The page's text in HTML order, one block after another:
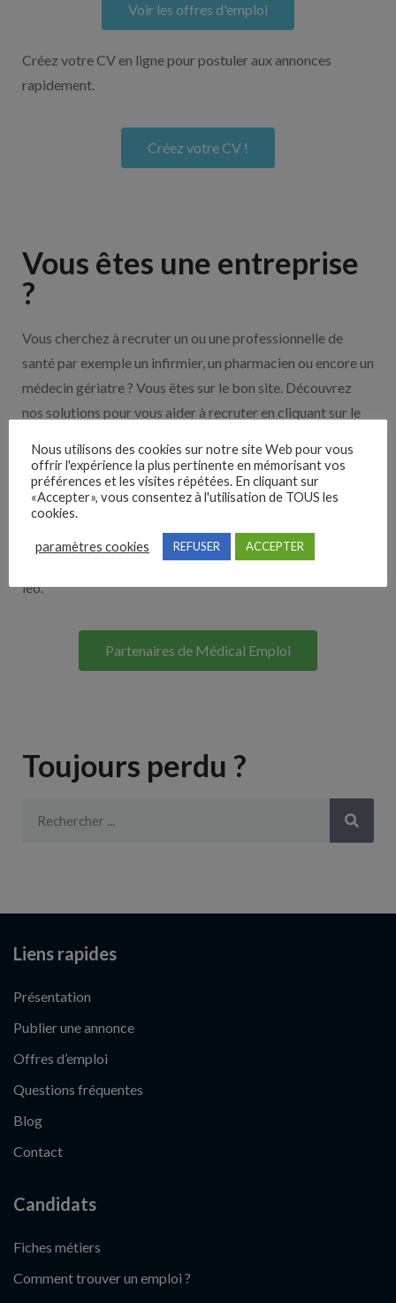
Voir les offres d'emploi
Créez votre CV en ligne pour postuler aux annonces
rapidement.
Créez votre CV !
Vous êtes une entreprise
?
Vous cherchez à recruter un ou une professionnelle de
santé par exemple un infirmier, un pharmacien ou encore un
médecin gériatre ? Vous êtes sur le bon site. Découvrez
nos solutions pour vous aider à recruter en cliquant sur le
Nos solutions entreprises
Lorem ipsum dolor sit amet, consectetur adipiscing elit. Ut
elit tellus, luctus nec ullamcorper mattis, pulvinar dapibus
leo.
Partenaires de Médical Emploi
Toujours perdu ?
Liens rapides
Présentation
Publier une annonce
Offres d’emploi
Questions fréquentes
Blog
Contact
Candidats
Fiches métiers
Comment trouver un emploi ?
Nous utilisons des cookies sur notre site Web pour vous
offrir l'expérience la plus pertinente en mémorisant vos
préférences et les visites répétées. En cliquant sur
«Accepter», vous consentez à l'utilisation de TOUS les
cookies.
paramètres cookies REFUSER ACCEPTER